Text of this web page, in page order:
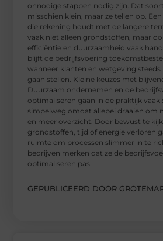
onnodige stappen nodig zijn. Dat
misschien klein, maar ze tellen op.
die rekening houdt met de langere
vaak niet alleen grondstoffen, maar
efficiëntie en duurzaamheid vaak
blijft de bedrijfsvoering
wanneer klanten en wetgeving steeds
gaan stellen. Kleine keuzes met
Duurzaam ondernemen en de
optimaliseren gaan in de praktijk vaak
simpelweg omdat allebei draaien om
en meer overzicht. Door bewust te
grondstoffen, tijd of energie verloren
ruimte om processen slimmer in te
bedrijven merken dat ze de
optimaliseren pas
GEPUBLICEERD DOOR